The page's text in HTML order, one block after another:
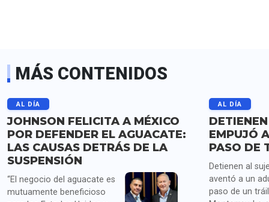
MÁS CONTENIDOS
AL DÍA
JOHNSON FELICITA A MÉXICO
POR DEFENDER EL AGUACATE:
LAS CAUSAS DETRÁS DE LA
SUSPENSIÓN
“El negocio del aguacate es
mutuamente beneficioso
AL DÍA
EMPUJÓ
PASO DE
Detienen al
aventó a un
paso de un